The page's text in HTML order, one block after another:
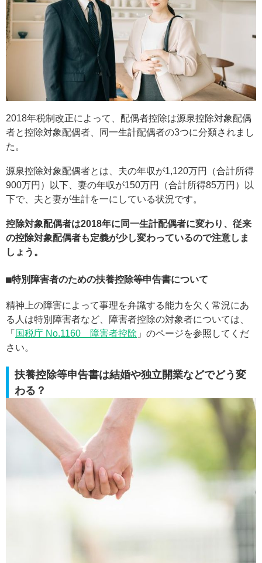
2018年税制改正によって、配偶者控除は源泉控除対象配偶
者と控除対象配偶者、同一生計配偶者の3つに分類されまし
た。
源泉控除対象配偶者とは、夫の年収が1,120万円（合計所得
900万円）以下、妻の年収が150万円（合計所得85万円）以
下で、夫と妻が生計を一にしている状況です。
控除対象配偶者は2018年に同一生計配偶者に変わり、従来
の控除対象配偶者も定義が少し変わっているので注意しま
しょう。
特別障害者のための扶養控除等申告書について
精神上の障害によって事理を弁識する能力を欠く常況にあ
る人は特別障害者など、障害者控除の対象者については、
「 国税庁 No.1160 障害者控除 」のページを参照してくだ
さい。
扶養控除等申告書は結婚や独立開業などでどう変
わる？